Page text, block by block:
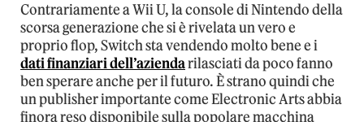
Contrariamente a Wii U, la console di Nintendo della
scorsa generazione che si è rivelata un vero e
proprio flop, Switch sta vendendo molto bene e i
dati finanziari dell’aziendarilasciati da poco fanno
ben sperare anche per il futuro. È strano quindi che
un publisher importante come Electronic Arts abbia
finora reso disponibile sulla popolare macchina